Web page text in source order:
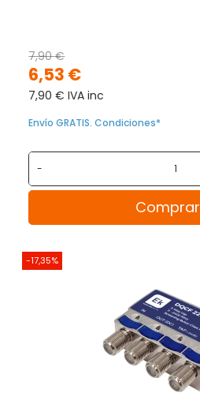
6,53 €
7,90 €
7,90 € IVA inc
Envío GRATIS. Condiciones*
-
Comprar
-17,35%